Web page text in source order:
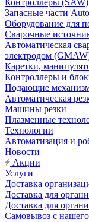
Контроллеры (SAW)
Запасные части
Оборудование для
Сварочные
Автоматическая
электродом
Каретки,
Контроллеры и
Подающие
Автоматическая
Машины резки
Плазменные
Технологии
Автоматизация и
Новости
Акции
Услуги
Доставка
Доставка для
Доставка для
Самовывоз с нашего